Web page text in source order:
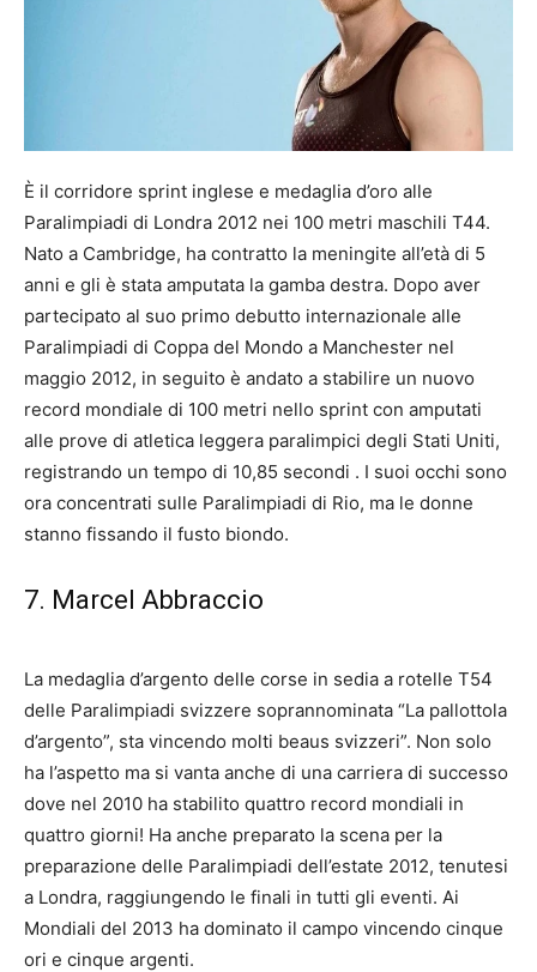
È il corridore sprint inglese e medaglia d’oro alle
Paralimpiadi di Londra 2012 nei 100 metri maschili T44.
Nato a Cambridge, ha contratto la meningite all’età di 5
anni e gli è stata amputata la gamba destra. Dopo aver
partecipato al suo primo debutto internazionale alle
Paralimpiadi di Coppa del Mondo a Manchester nel
maggio 2012, in seguito è andato a stabilire un nuovo
record mondiale di 100 metri nello sprint con amputati
alle prove di atletica leggera paralimpici degli Stati Uniti,
registrando un tempo di 10,85 secondi . I suoi occhi sono
ora concentrati sulle Paralimpiadi di Rio, ma le donne
stanno fissando il fusto biondo.
7. Marcel Abbraccio
La medaglia d’argento delle corse in sedia a rotelle T54
delle Paralimpiadi svizzere soprannominata “La pallottola
d’argento”, sta vincendo molti beaus svizzeri”. Non solo
ha l’aspetto ma si vanta anche di una carriera di successo
dove nel 2010 ha stabilito quattro record mondiali in
quattro giorni! Ha anche preparato la scena per la
preparazione delle Paralimpiadi dell’estate 2012, tenutesi
a Londra, raggiungendo le finali in tutti gli eventi. Ai
Mondiali del 2013 ha dominato il campo vincendo cinque
ori e cinque argenti.